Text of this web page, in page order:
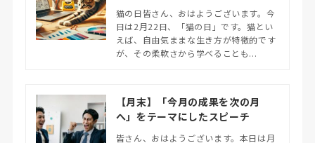
猫の日皆さん、おはようございます。今
日は2月22日、「猫の日」です。猫とい
えば、自由気ままな生き方が特徴的です
が、その柔軟さから学べることも...
【月末】「今月の成果を次の月
へ」をテーマにしたスピーチ
皆さん、おはようございます。本日は月